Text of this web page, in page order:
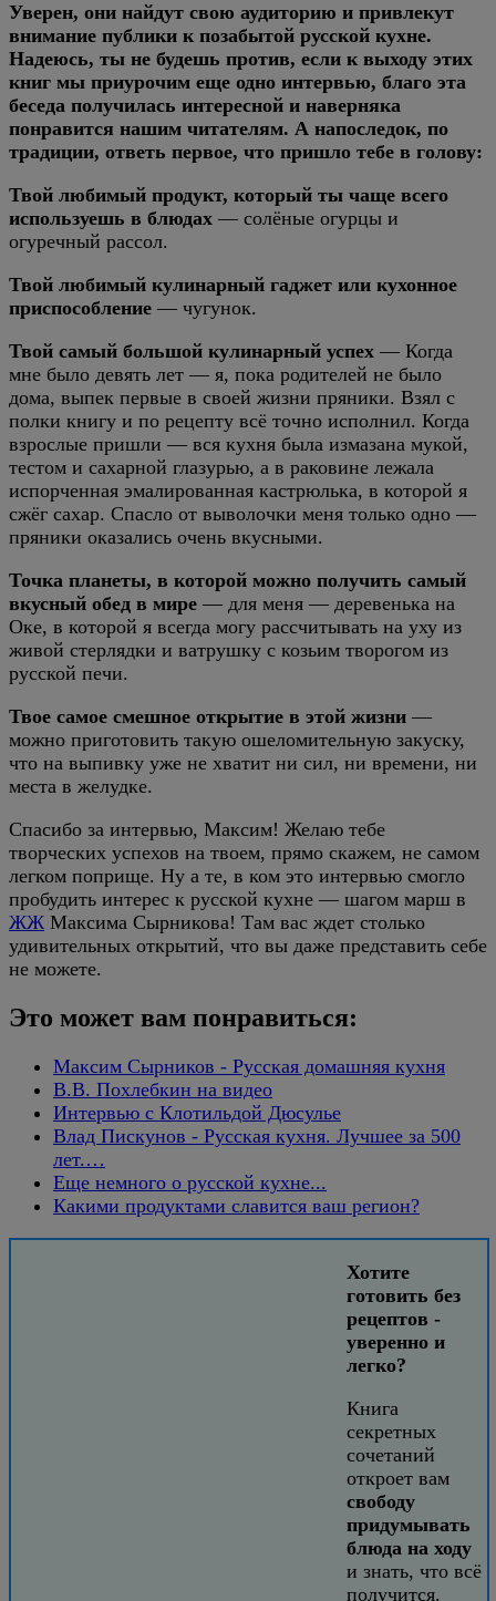
Уверен, они найдут свою аудиторию и привлекут
внимание публики к позабытой русской кухне.
Надеюсь, ты не будешь против, если к выходу этих
книг мы приурочим еще одно интервью, благо эта
беседа получилась интересной и наверняка
понравится нашим читателям. А напоследок, по
традиции, ответь первое, что пришло тебе в голову:
Твой любимый продукт, который ты чаще всего
используешь в блюдах — солёные огурцы и
огуречный рассол.
Твой любимый кулинарный гаджет или кухонное
приспособление — чугунок.
Твой самый большой кулинарный успех — Когда
мне было девять лет — я, пока родителей не было
дома, выпек первые в своей жизни пряники. Взял с
полки книгу и по рецепту всё точно исполнил. Когда
взрослые пришли — вся кухня была измазана мукой,
тестом и сахарной глазурью, а в раковине лежала
испорченная эмалированная кастрюлька, в которой я
сжёг сахар. Спасло от выволочки меня только одно —
пряники оказались очень вкусными.
Точка планеты, в которой можно получить самый
вкусный обед в мире — для меня — деревенька на
Оке, в которой я всегда могу рассчитывать на уху из
живой стерлядки и ватрушку с козьим творогом из
русской печи.
Твое самое смешное открытие в этой жизни —
можно приготовить такую ошеломительную закуску,
что на выпивку уже не хватит ни сил, ни времени, ни
места в желудке.
Спасибо за интервью, Максим! Желаю тебе
творческих успехов на твоем, прямо скажем, не самом
легком поприще. Ну а те, в ком это интервью смогло
пробудить интерес к русской кухне — шагом марш в
ЖЖ Максима Сырникова! Там вас ждет столько
удивительных открытий, что вы даже представить себе
не можете.
Это может вам понравиться:
Максим Сырников - Русская домашняя кухня
В.В. Похлебкин на видео
Интервью с Клотильдой Дюсулье
Влад Пискунов - Русская кухня. Лучшее за 500
лет.…
Еще немного о русской кухне...
Какими продуктами славится ваш регион?
Хотите
готовить без
рецептов -
уверенно и
легко?
Книга
секретных
сочетаний
откроет вам
свободу
придумывать
блюда на ходу
и знать, что всё
получится.